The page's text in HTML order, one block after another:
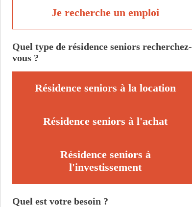
Je recherche un emploi
Quel type de résidence seniors recherchez-
vous ?
Résidence seniors à la location
Résidence seniors à l'achat
Résidence seniors à
l'investissement
Quel est votre besoin ?